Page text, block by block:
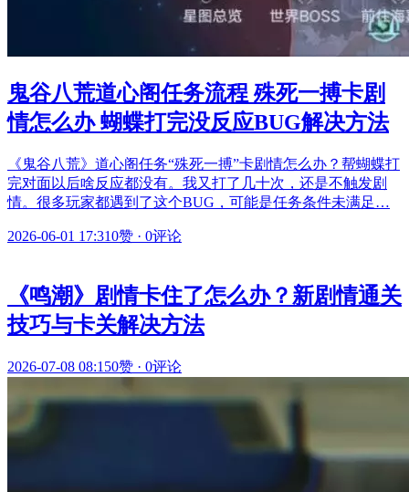
鬼谷八荒道心阁任务流程 殊死一搏卡剧
情怎么办 蝴蝶打完没反应BUG解决方法
《鬼谷八荒》道心阁任务“殊死一搏”卡剧情怎么办？帮蝴蝶打
完对面以后啥反应都没有。我又打了几十次，还是不触发剧
情。很多玩家都遇到了这个BUG，可能是任务条件未满足…
2026-06-01 17:310赞 · 0评论
《鸣潮》剧情卡住了怎么办？新剧情通关
技巧与卡关解决方法
2026-07-08 08:150赞 · 0评论